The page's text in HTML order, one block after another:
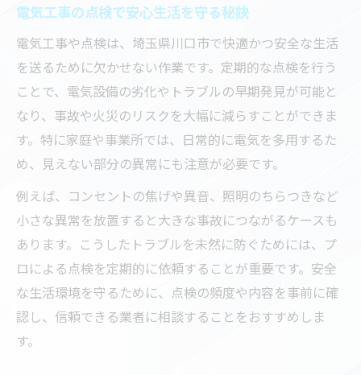
電気工事の信頼性を見極めるポイント
安全な電気工事には資格確認が不可欠
信頼につながる電気工事業者の見極め方
口コミや評判で電気工事業者の信頼性チェ
ック
埼玉県電気工事工業組合名簿の活用方法
電気工事依頼前の業者比較ポイント紹介
点検依頼なら知っておきたい費用相場
電気工事点検の費用相場を分かりやすく解
説
電気工事の点検で安心生活を守る秘訣
電気工事や点検は、埼玉県川口市で快適かつ安全な生活
を送るために欠かせない作業です。定期的な点検を行う
ことで、電気設備の劣化やトラブルの早期発見が可能と
なり、事故や火災のリスクを大幅に減らすことができま
す。特に家庭や事業所では、日常的に電気を多用するた
め、見えない部分の異常にも注意が必要です。
例えば、コンセントの焦げや異音、照明のちらつきなど
小さな異常を放置すると大きな事故につながるケースも
あります。こうしたトラブルを未然に防ぐためには、プ
ロによる点検を定期的に依頼することが重要です。安全
な生活環境を守るために、点検の頻度や内容を事前に確
認し、信頼できる業者に相談することをおすすめしま
す。